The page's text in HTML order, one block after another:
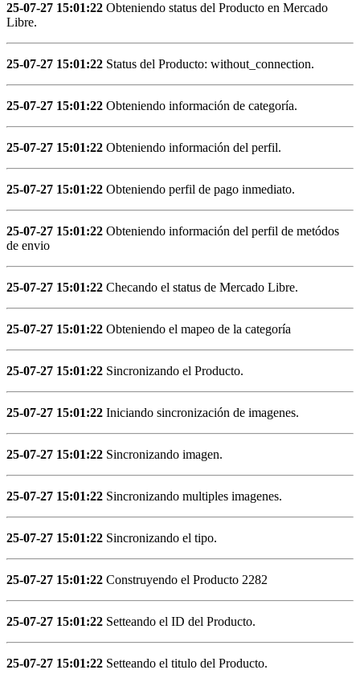
25-07-27 15:01:22 Obteniendo status del Producto en Mercado
Libre.
25-07-27 15:01:22 Status del Producto: without_connection.
25-07-27 15:01:22 Obteniendo información de categoría.
25-07-27 15:01:22 Obteniendo información del perfil.
25-07-27 15:01:22 Obteniendo perfil de pago inmediato.
25-07-27 15:01:22 Obteniendo información del perfil de metódos
de envio
25-07-27 15:01:22 Checando el status de Mercado Libre.
25-07-27 15:01:22 Obteniendo el mapeo de la categoría
25-07-27 15:01:22 Sincronizando el Producto.
25-07-27 15:01:22 Iniciando sincronización de imagenes.
25-07-27 15:01:22 Sincronizando imagen.
25-07-27 15:01:22 Sincronizando multiples imagenes.
25-07-27 15:01:22 Sincronizando el tipo.
25-07-27 15:01:22 Construyendo el Producto 2282
25-07-27 15:01:22 Setteando el ID del Producto.
25-07-27 15:01:22 Setteando el titulo del Producto.